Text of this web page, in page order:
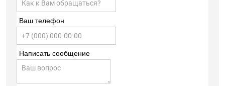
Ваш телефон
Написать сообщение